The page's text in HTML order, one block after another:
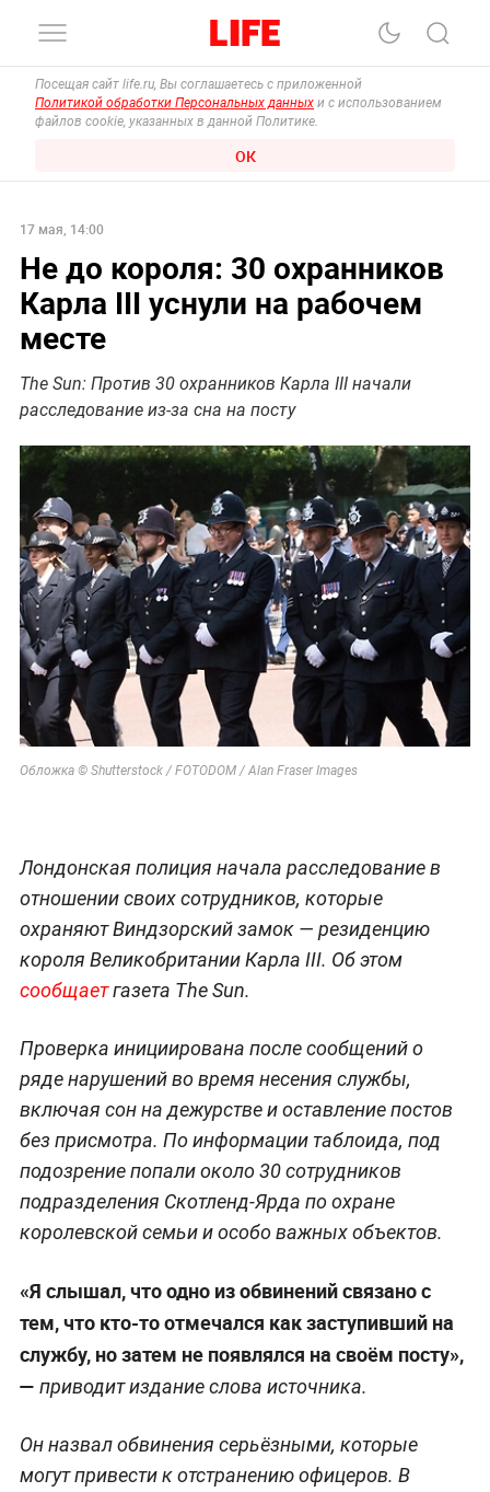
Посещая сайт life.ru, Вы соглашаетесь с приложенной
Политикой обработки Персональных данных и с использованием
файлов cookie, указанных в данной Политике.
ОК
17 мая, 14:00
Не до короля: 30 охранников
Карла III уснули на рабочем
месте
The Sun: Против 30 охранников Карла III начали
расследование из-за сна на посту
Обложка © Shutterstock / FOTODOM / Alan Fraser Images
Лондонская полиция начала расследование в
отношении своих сотрудников, которые
охраняют Виндзорский замок — резиденцию
короля Великобритании Карла III. Об этом
сообщаетгазета The Sun.
Проверка инициирована после сообщений о
ряде нарушений во время несения службы,
включая сон на дежурстве и оставление постов
без присмотра. По информации таблоида, под
подозрение попали около 30 сотрудников
подразделения Скотленд-Ярда по охране
королевской семьи и особо важных объектов.
«Я слышал, что одно из обвинений связано с
тем, что кто-то отмечался как заступивший на
службу, но затем не появлялся на своём посту»,
— приводит издание слова источника.
Он назвал обвинения серьёзными, которые
могут привести к отстранению офицеров. В